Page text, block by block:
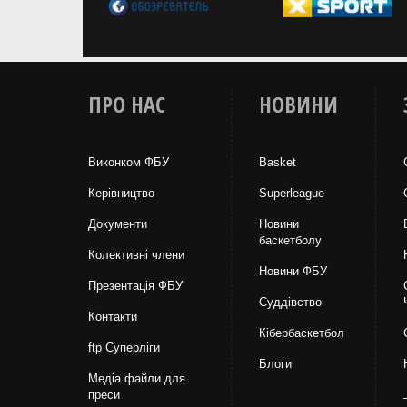
ПРО НАС
Виконком ФБУ
Керівництво
Документи
Колективні члени
Презентація ФБУ
Контакти
ftp Суперліги
Медіа файли для
преси
НОВИНИ
Basket
Superleague
Новини
баскетболу
Новини ФБУ
Суддівство
Кібербаскетбол
Блоги